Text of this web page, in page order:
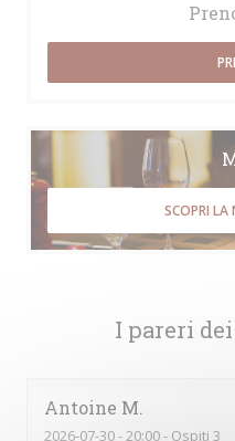
I pareri
Antoine M
2026-07-30- 20:00 - Ospiti 3
SCOPRI LA